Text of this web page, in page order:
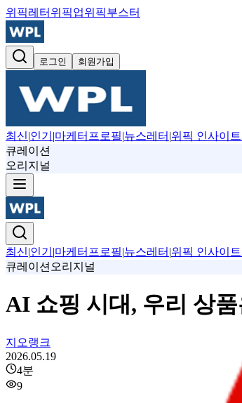
위픽레터 위픽업위픽부스터
로그인 회원가입
최신|인기 |마케터프로필|뉴스레터 |위픽 인사이
큐레이션
오리지널
최신|인기 |마케터프로필|뉴스레터 |위픽 인사이
큐레이션 오리지널
AI 쇼핑 시대, 우리 상품
지오랭크
2026.05.19
4분
9